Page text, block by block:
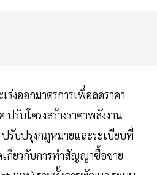
ร่งออกมาตรการเพื่อลดราคา
รับโครงสร้างราคาพลังงาน
ปรับปรุงกฎหมายและระเบียบที่
กี่ยวกับการทำสัญญาซื้อขาย